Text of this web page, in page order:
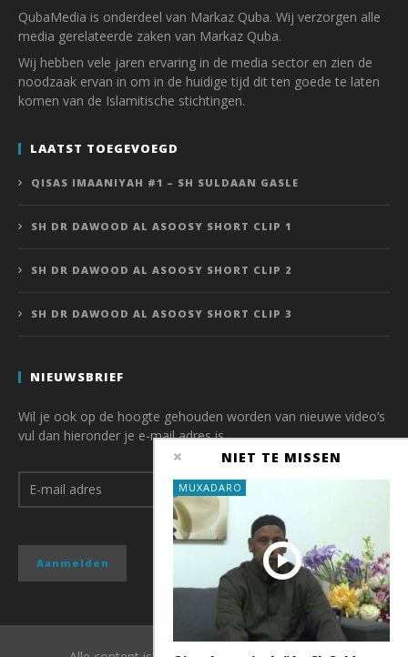
QubaMedia is onderdeel van Markaz Quba. Wij verzorgen alle
media gerelateerde zaken van Markaz Quba.
Wij hebben vele jaren ervaring in de media sector en zien de
noodzaak ervan in om in de huidige tijd dit ten goede te laten
komen van de Islamitische stichtingen.
LAATST TOEGEVOEGD
QISAS IMAANIYAH #1 – SH SULDAAN GASLE
SH DR DAWOOD AL ASOOSY SHORT CLIP 1
SH DR DAWOOD AL ASOOSY SHORT CLIP 2
SH DR DAWOOD AL ASOOSY SHORT CLIP 3
NIEUWSBRIEF
Wil je ook op de hoogte gehouden worden van nieuwe video’s
vul dan hieronder je e-mail adres is.
NIET TE MISSEN
MUXADARO